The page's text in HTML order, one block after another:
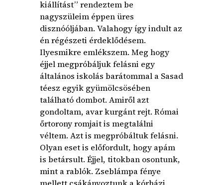
kiállítást” rendeztem be
nagyszüleim éppen üres
disznóóljában. Valahogy így indult az
én régészeti érdeklődésem.
Ilyesmikre emlékszem. Meg hogy
éjjel megpróbáljuk felásni egy
általános iskolás barátommal a Sasad
téesz egyik gyümölcsösében
található dombot. Amiről azt
gondoltam, avar kurgánt rejt. Római
őrtorony romjait is megtalálni
véltem. Azt is megpróbáltuk felásni.
Olyan eset is előfordult, hogy apám
is betársult. Éjjel, titokban osontunk,
mint a rablók. Zseblámpa fénye